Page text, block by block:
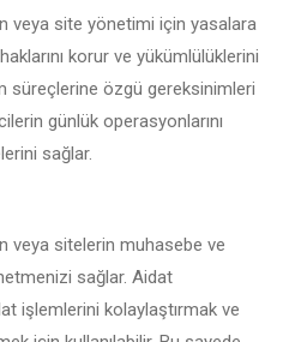
veya site yönetimi için yasalara
korur ve yükümlülüklerini
süreçlerine özgü gereksinimleri
günlük operasyonlarını
sağlar.
veya sitelerin muhasebe ve
sağlar. Aidat
işlemlerini kolaylaştırmak ve